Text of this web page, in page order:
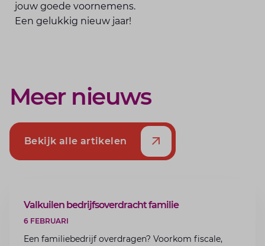
jouw goede voornemens.
Een gelukkig nieuw jaar!
Meer nieuws
Bekijk alle artikelen
ARTIKEL
Valkuilen bedrijfsoverdracht familie
6 FEBRUARI
Een familiebedrijf overdragen? Voorkom fiscale,